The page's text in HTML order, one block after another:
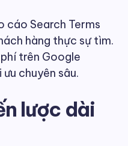
cáo Search Terms
hàng thực sự tìm.
trên Google
chuyên sâu.
lược dài